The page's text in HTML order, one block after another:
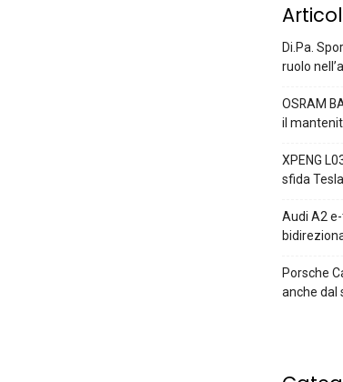
Di.Pa.
ruolo
OSRAM
il
XPENG
sfida
Audi A2
Porsche
anche dal